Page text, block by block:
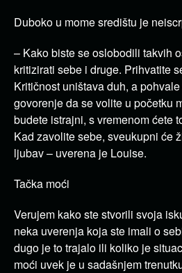
Duboko u mome središtu je
– Kako biste se oslobodili takvih
kritizirati sebe i druge. Prihvatite
Kritičnost uništava duh, a
govorenje da se volite u početku
budete istrajni, s vremenom ćete
Kad zavolite sebe, sveukupni će
ljubav – uverena je Louise.
Tačka moći
Verujem kako ste stvorili svoja
neka uverenja koja ste imali o
dugo je to trajalo ili koliko je
moći uvek je u sadašnjem